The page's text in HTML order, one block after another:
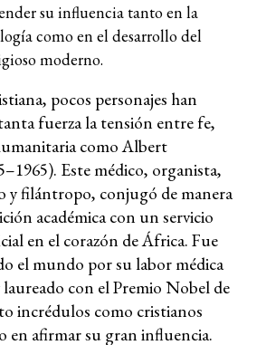
su influencia tanto en la
como en el desarrollo del
moderno.
pocos personajes han
fuerza la tensión entre fe,
como Albert
Este médico, organista,
y filántropo, conjugó de manera
académica con un servicio
en el corazón de África. Fue
el mundo por su labor médica
con el Premio Nobel de
incrédulos como cristianos
en afirmar su gran influencia.